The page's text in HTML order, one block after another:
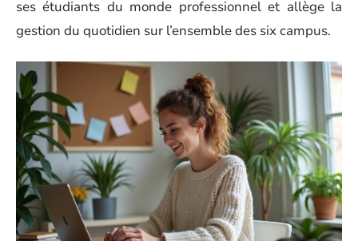
ses étudiants du monde professionnel et allège la
gestion du quotidien sur l’ensemble des six campus.